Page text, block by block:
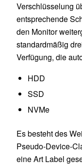
Verschlüsselung
entsprechende
den Monitor
standardmäßig
Verfügung, die
HDD
SSD
NVMe
Es besteht des
Pseudo-Device-
eine Art Label